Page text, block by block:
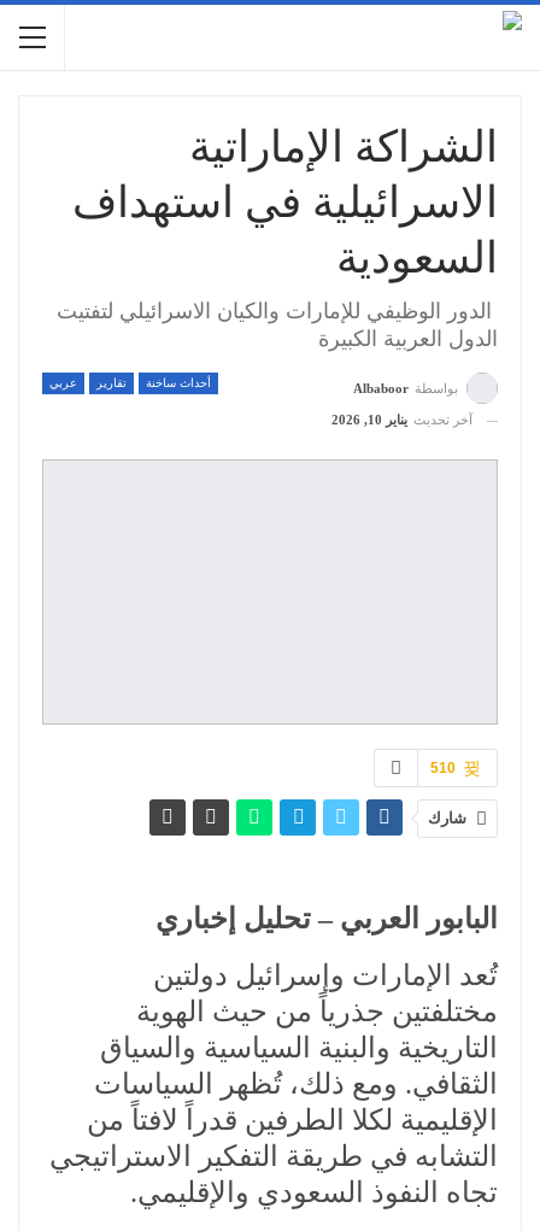
الشراكة الإماراتية
الاسرائيلية في استهداف
السعودية
الدور الوظيفي للإمارات والكيان الاسرائيلي لتفتيت
الدول العربية الكبيرة
أحداث ساخنة تقارير عربي بواسطة Albaboor
آخر تحديث يناير 10, 2026
510
شارك
البابور العربي – تحليل إخباري
تُعد الإمارات وإسرائيل دولتين
مختلفتين جذرياً من حيث الهوية
التاريخية والبنية السياسية والسياق
الثقافي. ومع ذلك، تُظهر السياسات
الإقليمية لكلا الطرفين قدراً لافتاً من
التشابه في طريقة التفكير الاستراتيجي
تجاه النفوذ السعودي والإقليمي.